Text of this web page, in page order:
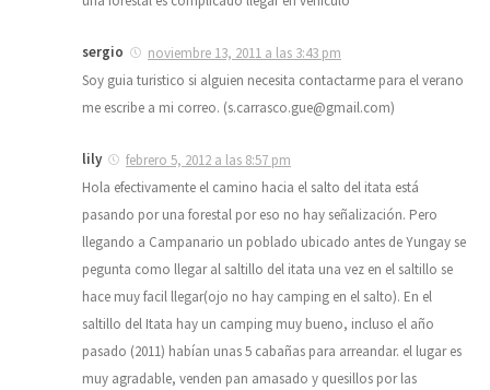
sergio
noviembre 13, 2011 a las 3:43 pm
Soy guia turistico si alguien necesita contactarme para el verano
me escribe a mi correo. (s.carrasco.gue@gmail.com)
lily
febrero 5, 2012 a las 8:57 pm
Hola efectivamente el camino hacia el salto del itata está
pasando por una forestal por eso no hay señalización. Pero
llegando a Campanario un poblado ubicado antes de Yungay se
pegunta como llegar al saltillo del itata una vez en el saltillo se
hace muy facil llegar(ojo no hay camping en el salto). En el
saltillo del Itata hay un camping muy bueno, incluso el año
pasado (2011) habían unas 5 cabañas para arreandar. el lugar es
muy agradable, venden pan amasado y quesillos por las